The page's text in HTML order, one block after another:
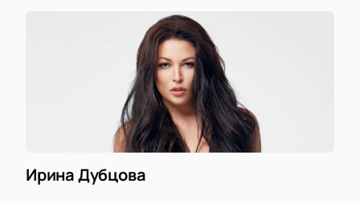
Ирина Дубцова